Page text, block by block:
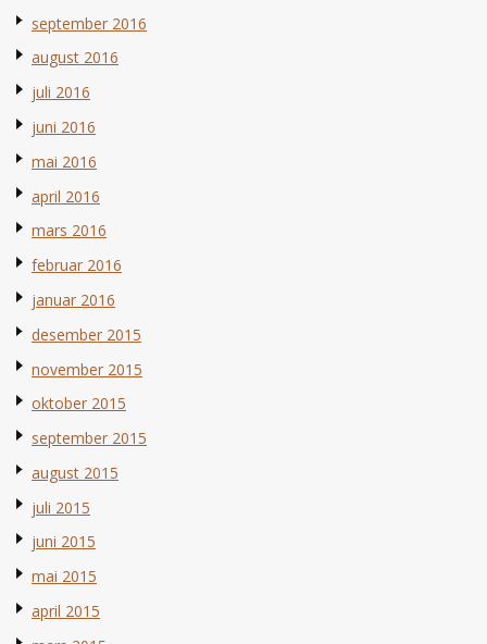
september 2016
august 2016
juli 2016
juni 2016
mai 2016
april 2016
mars 2016
februar 2016
januar 2016
desember 2015
november 2015
oktober 2015
september 2015
august 2015
juli 2015
juni 2015
mai 2015
april 2015